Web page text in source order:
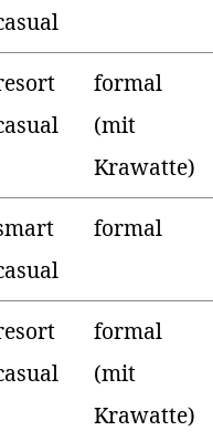
formal
(mit
Krawatte)
formal
formal
(mit
Krawatte)